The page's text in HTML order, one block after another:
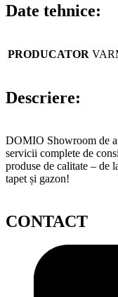
Date tehnice:
PRODUCATOR
Descriere:
DOMIO Showroom de
servicii complete de
produse de calitate – de
tapet și gazon!
CONTACT